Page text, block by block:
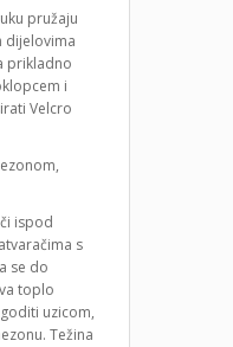
pružaju
dijelovima
prikladno
i
Velcro
ispod
s
se do
toplo
uzicom,
Težina